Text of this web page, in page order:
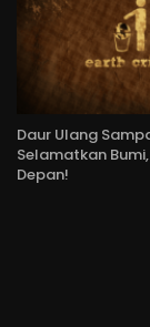
Daur Ulang
Selamatkan
Depan!